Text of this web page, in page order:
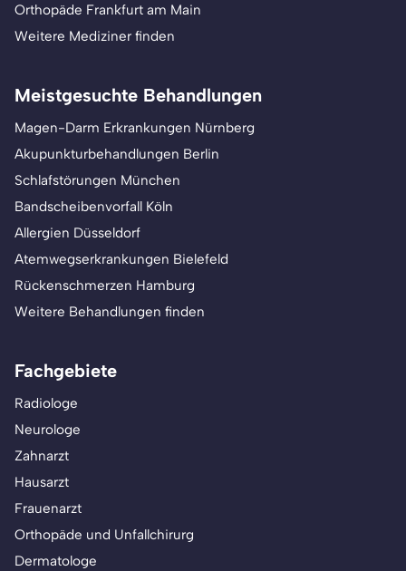
Orthopäde Frankfurt am Main
Weitere Mediziner finden
Meistgesuchte Behandlungen
Magen-Darm Erkrankungen Nürnberg
Akupunkturbehandlungen Berlin
Schlafstörungen München
Bandscheibenvorfall Köln
Allergien Düsseldorf
Atemwegserkrankungen Bielefeld
Rückenschmerzen Hamburg
Weitere Behandlungen finden
Fachgebiete
Radiologe
Neurologe
Zahnarzt
Hausarzt
Frauenarzt
Orthopäde und Unfallchirurg
Dermatologe